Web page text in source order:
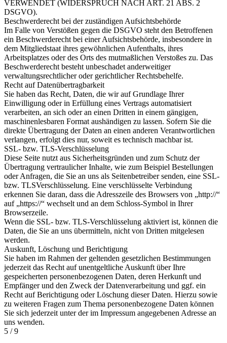
VERWENDET (WIDERSPRUCH NACH ART. 21 ABS. 2
DSGVO).
Beschwerderecht bei der zuständigen Aufsichtsbehörde
Im Falle von Verstößen gegen die DSGVO steht den Betroffenen
ein Beschwerderecht bei einer Aufsichtsbehörde, insbesondere in
dem Mitgliedstaat ihres gewöhnlichen Aufenthalts, ihres
Arbeitsplatzes oder des Orts des mutmaßlichen Verstoßes zu. Das
Beschwerderecht besteht unbeschadet anderweitiger
verwaltungsrechtlicher oder gerichtlicher Rechtsbehelfe.
Recht auf Datenübertragbarkeit
Sie haben das Recht, Daten, die wir auf Grundlage Ihrer
Einwilligung oder in Erfüllung eines Vertrags automatisiert
verarbeiten, an sich oder an einen Dritten in einem gängigen,
maschinenlesbaren Format aushändigen zu lassen. Sofern Sie die
direkte Übertragung der Daten an einen anderen Verantwortlichen
verlangen, erfolgt dies nur, soweit es technisch machbar ist.
SSL- bzw. TLS-Verschlüsselung
Diese Seite nutzt aus Sicherheitsgründen und zum Schutz der
Übertragung vertraulicher Inhalte, wie zum Beispiel Bestellungen
oder Anfragen, die Sie an uns als Seitenbetreiber senden, eine SSL-
bzw. TLSVerschlüsselung. Eine verschlüsselte Verbindung
erkennen Sie daran, dass die Adresszeile des Browsers von „http://“
auf „https://“ wechselt und an dem Schloss-Symbol in Ihrer
Browserzeile.
Wenn die SSL- bzw. TLS-Verschlüsselung aktiviert ist, können die
Daten, die Sie an uns übermitteln, nicht von Dritten mitgelesen
werden.
Auskunft, Löschung und Berichtigung
Sie haben im Rahmen der geltenden gesetzlichen Bestimmungen
jederzeit das Recht auf unentgeltliche Auskunft über Ihre
gespeicherten personenbezogenen Daten, deren Herkunft und
Empfänger und den Zweck der Datenverarbeitung und ggf. ein
Recht auf Berichtigung oder Löschung dieser Daten. Hierzu sowie
zu weiteren Fragen zum Thema personenbezogene Daten können
Sie sich jederzeit unter der im Impressum angegebenen Adresse an
uns wenden.
5 / 9